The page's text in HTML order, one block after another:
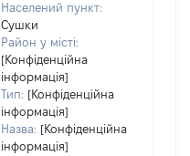
Населений пункт:
Сушки
Район у місті:
[Конфіденційна
інформація]
Тип: [Конфіденційна
інформація]
Назва: [Конфіденційна
інформація]